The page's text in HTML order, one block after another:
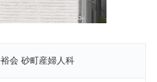
会 砂町産婦人科